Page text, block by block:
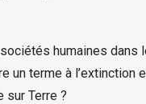
humaines dans
un terme à l’extinction
sur Terre ?